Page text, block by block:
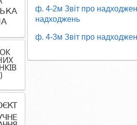
ф. 4-2м Звіт про
надходжень
ф. 4-3м Звіт про